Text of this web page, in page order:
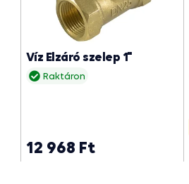
Raktáron
Víz Elzáró szelep 1"
12 968 Ft